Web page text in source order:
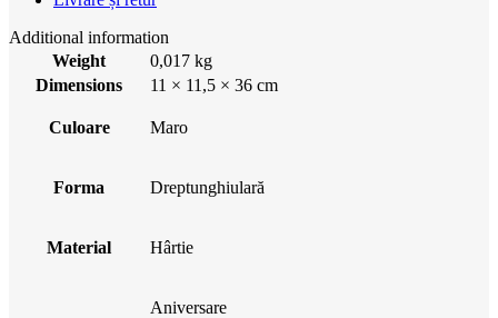
Additional information
Weight
0,017 kg
Dimensions
11 × 11,5 × 36 cm
Culoare Maro
Forma Dreptunghiulară
Material Hârtie
Aniversare